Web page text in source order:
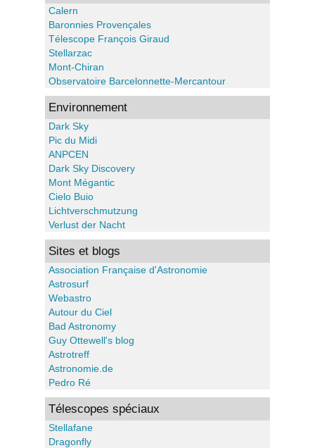
Calern
Baronnies Provençales
Télescope François Giraud
Stellarzac
Mont-Chiran
Observatoire Barcelonnette-Mercantour
Environnement
Dark Sky
Pic du Midi
ANPCEN
Dark Sky Discovery
Mont Mégantic
Cielo Buio
Lichtverschmutzung
Verlust der Nacht
Sites et blogs
Association Française d'Astronomie
Astrosurf
Webastro
Autour du Ciel
Bad Astronomy
Guy Ottewell's blog
Astrotreff
Astronomie.de
Pedro Ré
Télescopes spéciaux
Stellafane
Dragonfly